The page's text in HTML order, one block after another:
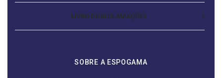
LIVRO DE RECLAMAÇÕES
SOBRE A ESPOGAMA